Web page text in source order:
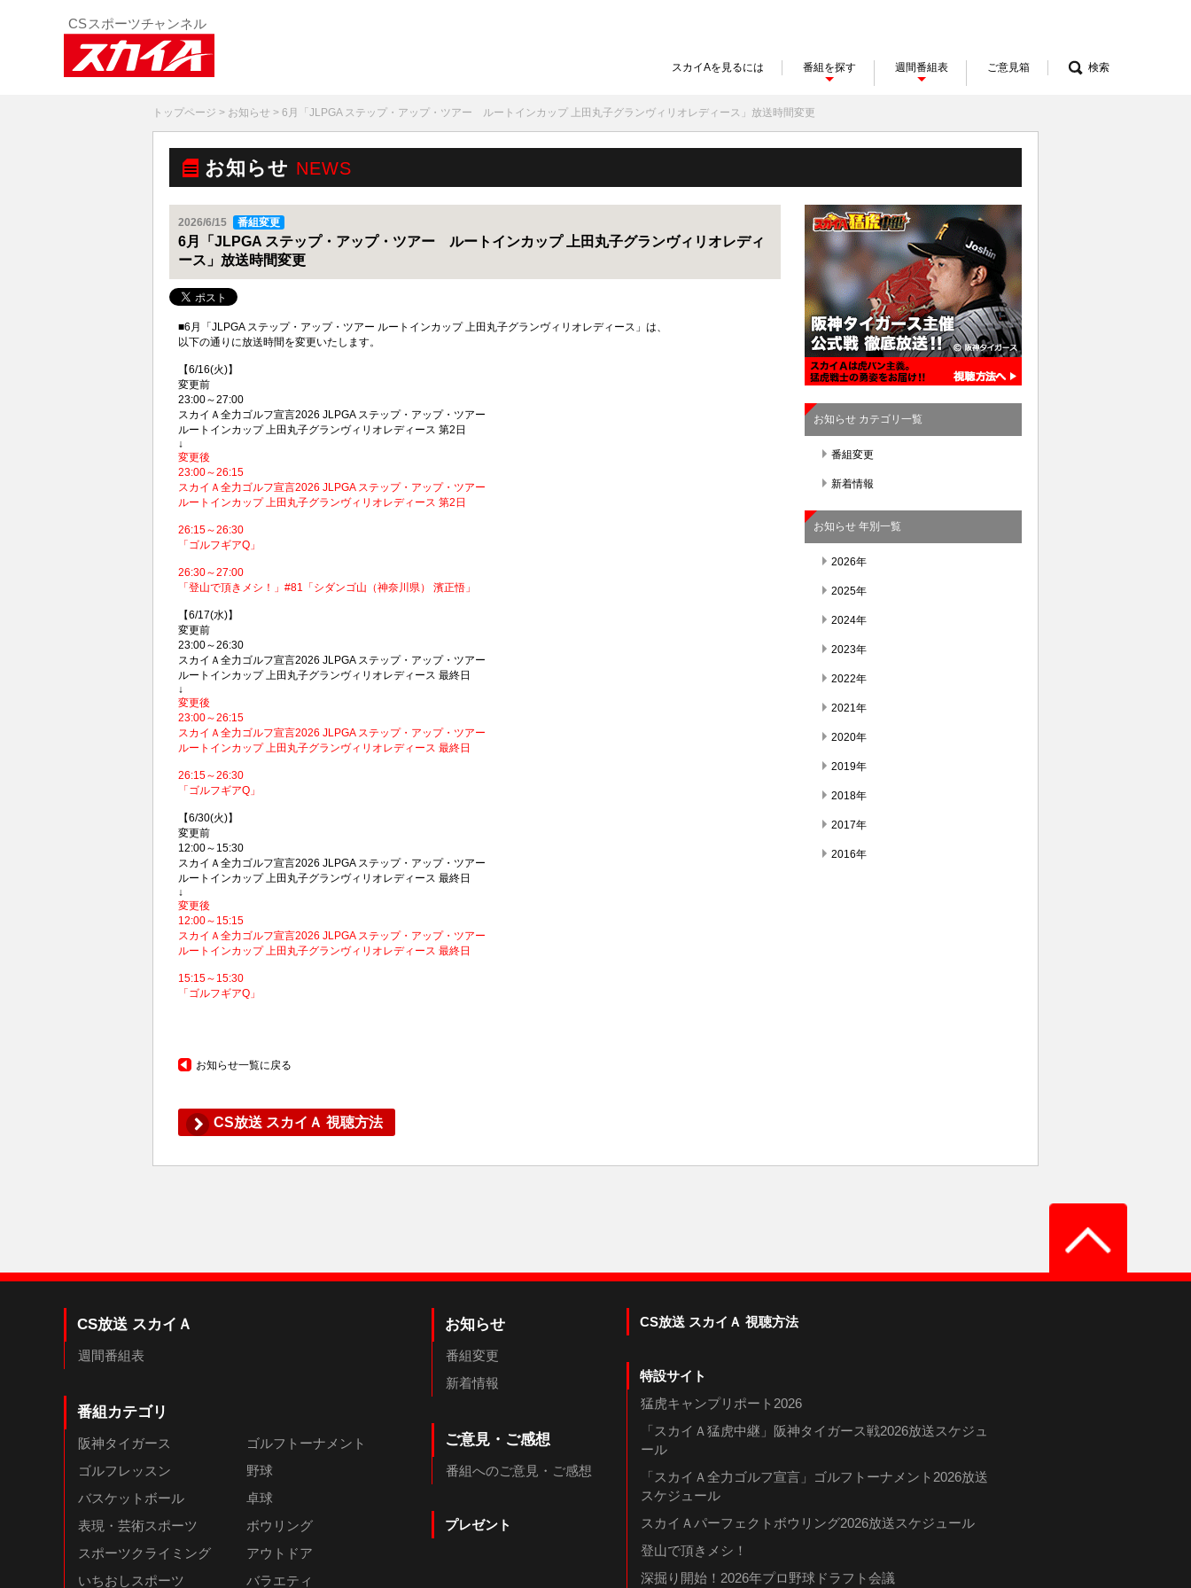
スカイAを見るには 番組を探す 週間番組表 ご意見箱 検索
トップページ > お知らせ > 6月「JLPGA ステップ・アップ・ツアー ルートインカップ 上田丸子グランヴィリオレディース」放送時間変更
お知らせ NEWS
2026/6/15 番組変更
6月「JLPGA ステップ・アップ・ツアー ルートインカップ 上田丸子グランヴィリオレディ
ース」放送時間変更
■6月「JLPGA ステップ・アップ・ツアー ルートインカップ 上田丸子グランヴィリオレディース」は、
以下の通りに放送時間を変更いたします。
【6/16(火)】
変更前
23:00～27:00
スカイＡ全力ゴルフ宣言2026 JLPGA ステップ・アップ・ツアー
ルートインカップ 上田丸子グランヴィリオレディース 第2日
↓
変更後
23:00～26:15
スカイＡ全力ゴルフ宣言2026 JLPGA ステップ・アップ・ツアー
ルートインカップ 上田丸子グランヴィリオレディース 第2日
26:15～26:30
「ゴルフギアQ」
26:30～27:00
「登山で頂きメシ！」#81「シダンゴ山（神奈川県） 濱正悟」
【6/17(水)】
変更前
23:00～26:30
スカイＡ全力ゴルフ宣言2026 JLPGA ステップ・アップ・ツアー
ルートインカップ 上田丸子グランヴィリオレディース 最終日
↓
変更後
23:00～26:15
スカイＡ全力ゴルフ宣言2026 JLPGA ステップ・アップ・ツアー
ルートインカップ 上田丸子グランヴィリオレディース 最終日
26:15～26:30
「ゴルフギアQ」
【6/30(火)】
変更前
12:00～15:30
スカイＡ全力ゴルフ宣言2026 JLPGA ステップ・アップ・ツアー
ルートインカップ 上田丸子グランヴィリオレディース 最終日
↓
変更後
12:00～15:15
スカイＡ全力ゴルフ宣言2026 JLPGA ステップ・アップ・ツアー
ルートインカップ 上田丸子グランヴィリオレディース 最終日
15:15～15:30
「ゴルフギアQ」
お知らせ一覧に戻る
CS放送 スカイＡ 視聴方法
お知らせ カテゴリ一覧
番組変更
新着情報
お知らせ 年別一覧
2026年
2025年
2024年
2023年
2022年
2021年
2020年
2019年
2018年
2017年
2016年
CS放送 スカイＡ
週間番組表
番組カテゴリ
阪神タイガース
ゴルフトーナメント
ゴルフレッスン
野球
バスケットボール
卓球
表現・芸術スポーツ
ボウリング
スポーツクライミング
アウトドア
いちおしスポーツ
バラエティ
お知らせ
番組変更
新着情報
ご意見・ご感想
番組へのご意見・ご感想
プレゼント
CS放送 スカイＡ 視聴方法
特設サイト
猛虎キャンプリポート2026
「スカイＡ猛虎中継」阪神タイガース戦2026放送スケジュ
ール
「スカイＡ全力ゴルフ宣言」ゴルフトーナメント2026放送
スケジュール
スカイＡパーフェクトボウリング2026放送スケジュール
登山で頂きメシ！
深掘り開始！2026年プロ野球ドラフト会議